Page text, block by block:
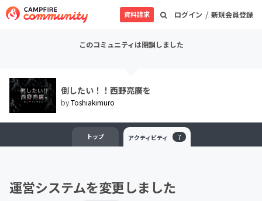
ログイン / 新規会員登録
資料請求
このコミュニティは閉鎖しました
倒したい！！西野亮廣を
byToshiakimuro
トップ アクティビティ 7
運営システムを変更しました